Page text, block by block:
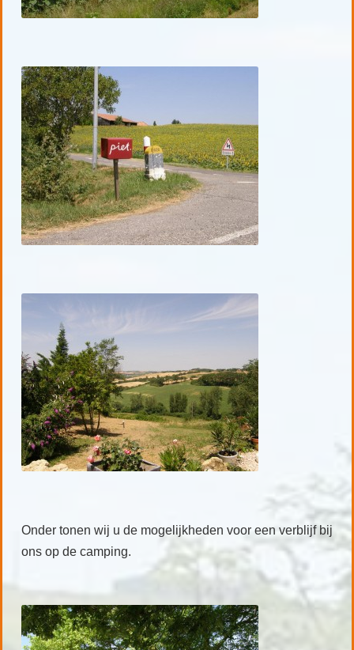
Onder tonen wij u de mogelijkheden voor een verblijf bij
ons op de camping.